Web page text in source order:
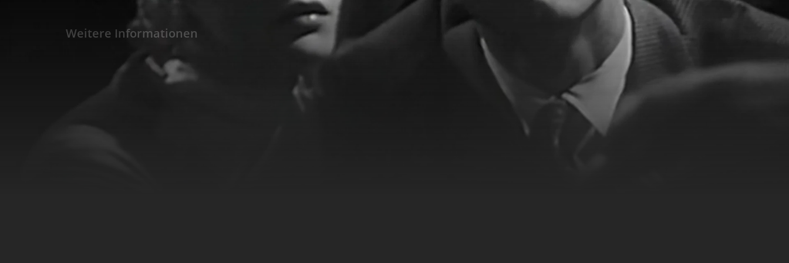
seltsames junges Mädchen erscheint, ein Mord geschieht, und tote
Gegenstände entwickeln ein gespenstisches Eigenleben. Eine
Zerreißprobe für die Nerven der Reisenden, auf die am Ende der
Nacht die größte Überraschung ihres Lebens wartet.
Weitere Informationen